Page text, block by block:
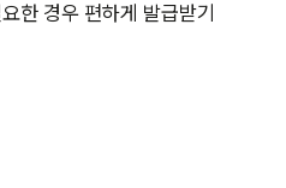
한 경우 편하게 발급받기